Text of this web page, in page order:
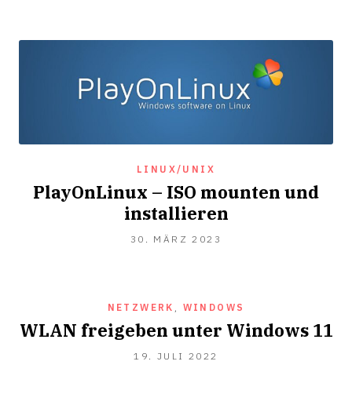
LINUX/UNIX
PlayOnLinux – ISO mounten und
installieren
30. MÄRZ 2023
NETZWERK , WINDOWS
WLAN freigeben unter Windows 11
19. JULI 2022